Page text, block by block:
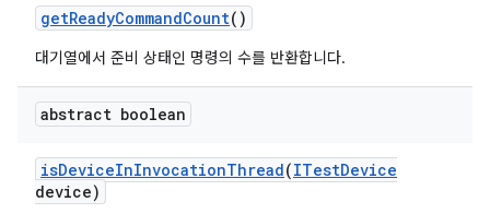
getReadyCommandCount()
대기열에서 준비 상태인 명령의 수를 반환합니다.
abstract boolean
isDeviceInInvocationThread(ITestDevice
device)